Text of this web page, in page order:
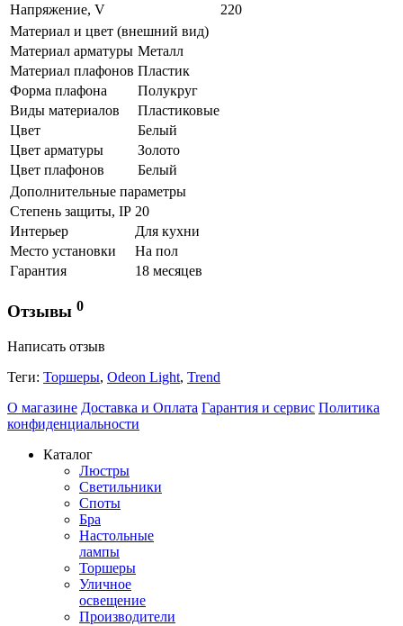
Напряжение, V
220
Материал и цвет (внешний вид)
Материал арматуры Металл
Материал плафонов Пластик
Форма плафона
Полукруг
Виды материалов
Пластиковые
Цвет
Белый
Цвет арматуры
Золото
Цвет плафонов
Белый
Дополнительные параметры
Степень защиты, IP 20
Интерьер
Для кухни
Место установки
На пол
Гарантия
18 месяцев
Отзывы 0
Написать отзыв
Теги: Торшеры, Odeon Light, Trend
О магазине Доставка и Оплата Гарантия и сервис Политика
конфиденциальности
Каталог
Люстры
Светильники
Споты
Бра
Настольные
лампы
Торшеры
Уличное
освещение
Производители